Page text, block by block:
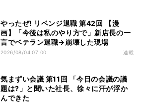
やったぜ! リベンジ退職 第42回 【漫
画】「今後は私のやり方で」新店長の一
言でベテラン退職→崩壊した現場
2026/08/04 07:00 連載
気まずい会議 第11回 「今日の会議の議
題は?」と聞いた社長、徐々に汗が浮か
んできた